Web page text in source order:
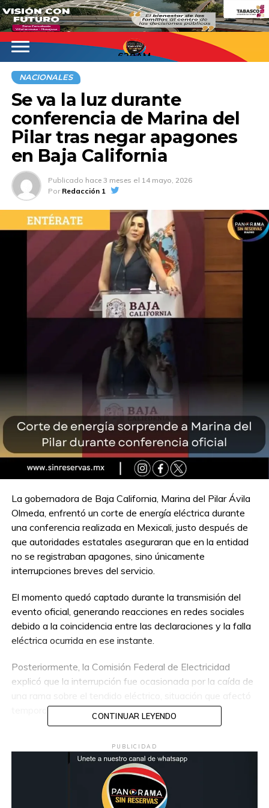
620AM
NACIONALES
Se va la luz durante
conferencia de Marina del
Pilar tras negar apagones
en Baja California
Publicado hace 3 meses el 14 mayo, 2026
Por Redacción 1
La gobernadora de Baja California, Marina del Pilar Ávila
Olmeda, enfrentó un corte de energía eléctrica durante
una conferencia realizada en Mexicali, justo después de
que autoridades estatales aseguraran que en la entidad
no se registraban apagones, sino únicamente
interrupciones breves del servicio.
El momento quedó captado durante la transmisión del
evento oficial, generando reacciones en redes sociales
debido a la coincidencia entre las declaraciones y la falla
eléctrica ocurrida en ese instante.
Posteriormente, la Comisión Federal de Electricidad
explicó que la interrupción fue ocasionada por la caída de
temporalmente el suministro en la zona.
aproximadamente 51 minutos después del incidente.
Mientras tanto, autoridades estatales reiteraron que
continúan trabajando para atender las fallas eléctricas
registradas en distintas regiones de Baja California.
CONTINUAR LEYENDO
PUBLICIDAD